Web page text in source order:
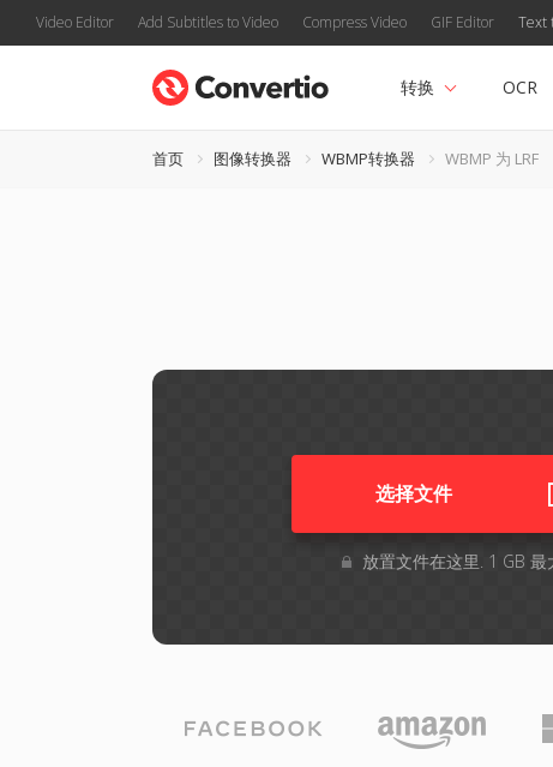
Video Editor Add Subtitles to Video Compress Video GIF Editor Text
转换 OCR
首页 图像转换器 WBMP转换器 WBMP 为 LRF
选择文件
放置文件在这里. 1 GB